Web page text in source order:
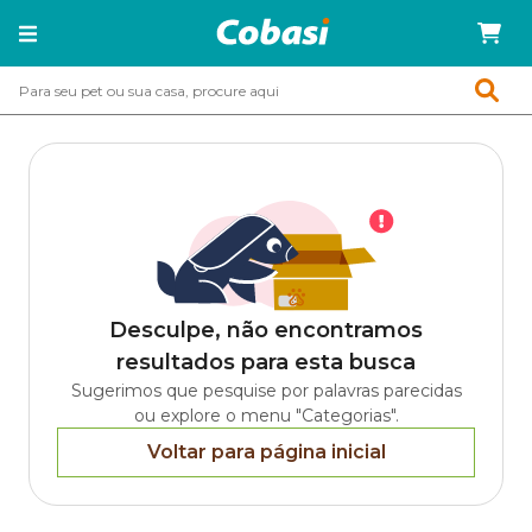
Desculpe, não encontramos
resultados para esta busca
Sugerimos que pesquise por palavras parecidas
ou explore o menu "Categorias".
Voltar para página inicial